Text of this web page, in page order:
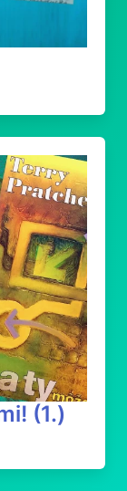
(1.)